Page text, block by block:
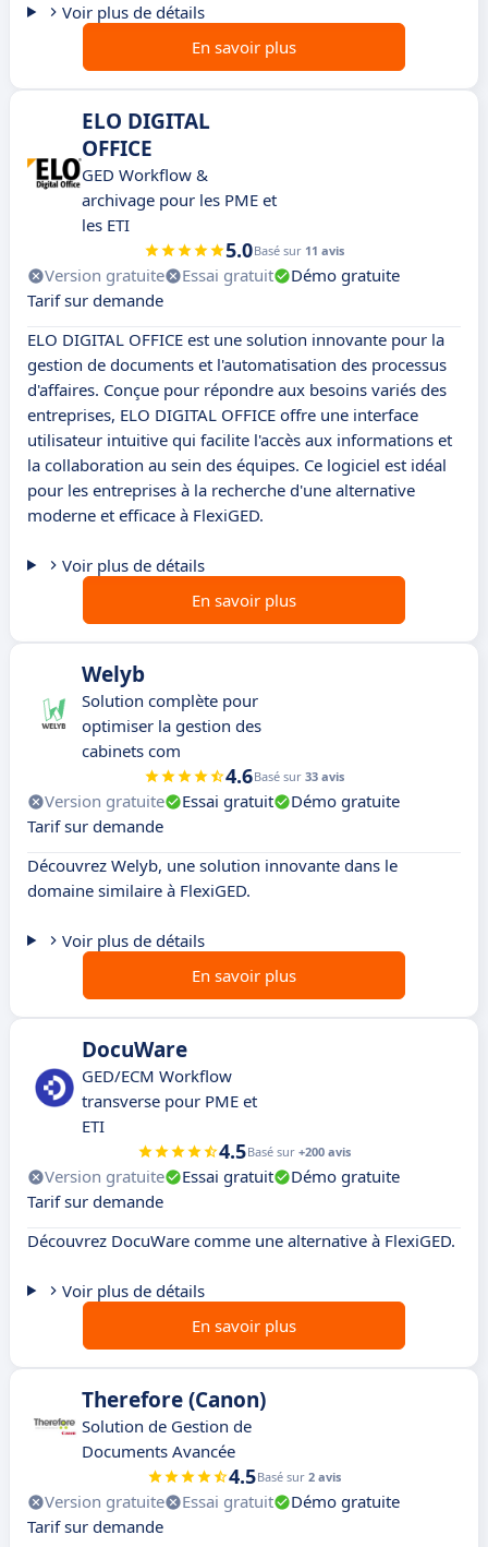
Voir plus de détails
En savoir plus
ELO DIGITAL
OFFICE
GED Workflow &
archivage pour les PME et
les ETI
5.0Basé sur 11 avis
Version gratuite Essai gratuit
Démo gratuite
Tarif sur demande
ELO DIGITAL OFFICE est une solution innovante pour la
gestion de documents et l'automatisation des processus
d'affaires. Conçue pour répondre aux besoins variés des
entreprises, ELO DIGITAL OFFICE offre une interface
utilisateur intuitive qui facilite l'accès aux informations et
la collaboration au sein des équipes. Ce logiciel est idéal
pour les entreprises à la recherche d'une alternative
moderne et efficace à FlexiGED.
Voir plus de détails
En savoir plus
Welyb
Solution complète pour
optimiser la gestion des
cabinets com
4.6Basé sur 33 avis
Version gratuite Essai gratuit
Démo gratuite
Tarif sur demande
Découvrez Welyb, une solution innovante dans le
domaine similaire à FlexiGED.
Voir plus de détails
En savoir plus
DocuWare
GED/ECM Workflow
transverse pour PME et
ETI
4.5Basé sur +200 avis
Version gratuite Essai gratuit
Démo gratuite
Tarif sur demande
Découvrez DocuWare comme une alternative à FlexiGED.
Voir plus de détails
En savoir plus
Therefore (Canon)
Solution de Gestion de
Documents Avancée
4.5Basé sur 2 avis
Version gratuite Essai gratuit
Démo gratuite
Tarif sur demande